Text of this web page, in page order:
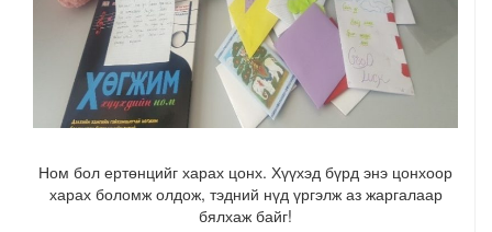
Ном бол ертөнцийг харах цонх. Хүүхэд бүрд энэ цонхоор
харах боломж олдож, тэдний нүд үргэлж аз жаргалаар
бялхаж байг!